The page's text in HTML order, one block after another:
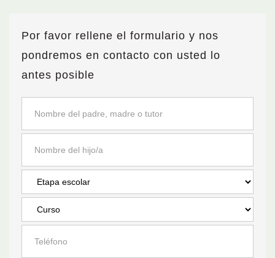
Por favor rellene el formulario y nos
pondremos en contacto con usted lo
antes posible